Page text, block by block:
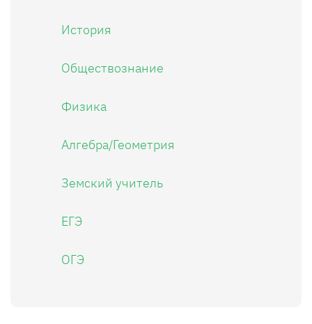
История
Обществознание
Физика
Алгебра/Геометрия
Земский учитель
ЕГЭ
ОГЭ